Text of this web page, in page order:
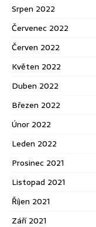
Srpen 2022
Červenec 2022
Červen 2022
Květen 2022
Duben 2022
Březen 2022
Únor 2022
Leden 2022
Prosinec 2021
Listopad 2021
Říjen 2021
Září 2021